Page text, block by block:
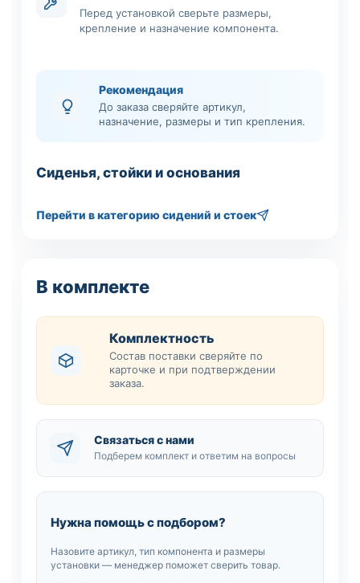
Перед установкой сверьте размеры,
крепление и назначение компонента.
Рекомендация
До заказа сверяйте артикул,
назначение, размеры и тип крепления.
Сиденья, стойки и основания
Перейти в категорию сидений и стоек
В комплекте
Комплектность
Состав поставки сверяйте по
карточке и при подтверждении
заказа.
Связаться с нами
Подберем комплект и ответим на вопросы
Нужна помощь с подбором?
Назовите артикул, тип компонента и размеры
установки — менеджер поможет сверить товар.